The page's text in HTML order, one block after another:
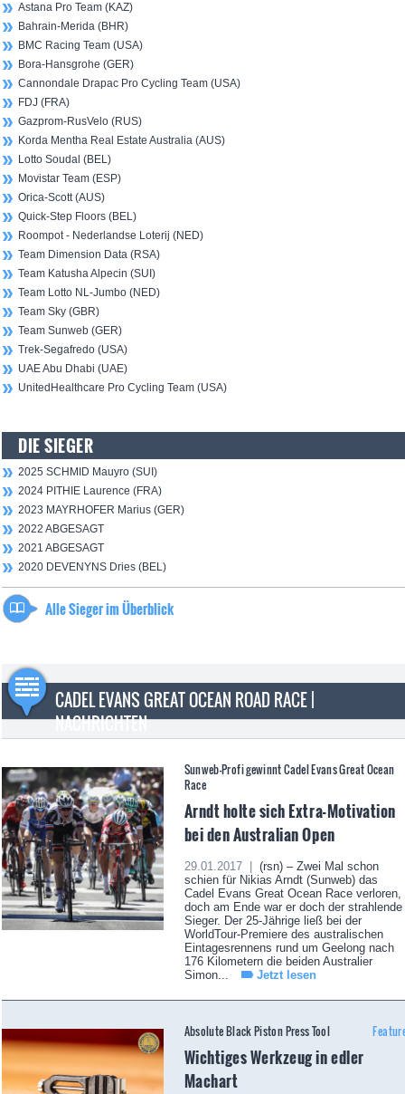
Astana Pro Team (KAZ)
Bahrain-Merida (BHR)
BMC Racing Team (USA)
Bora-Hansgrohe (GER)
Cannondale Drapac Pro Cycling Team (USA)
FDJ (FRA)
Gazprom-RusVelo (RUS)
Korda Mentha Real Estate Australia (AUS)
Lotto Soudal (BEL)
Movistar Team (ESP)
Orica-Scott (AUS)
Quick-Step Floors (BEL)
Roompot - Nederlandse Loterij (NED)
Team Dimension Data (RSA)
Team Katusha Alpecin (SUI)
Team Lotto NL-Jumbo (NED)
Team Sky (GBR)
Team Sunweb (GER)
Trek-Segafredo (USA)
UAE Abu Dhabi (UAE)
UnitedHealthcare Pro Cycling Team (USA)
DIE SIEGER
2025 SCHMID Mauyro (SUI)
2024 PITHIE Laurence (FRA)
2023 MAYRHOFER Marius (GER)
2022 ABGESAGT
2021 ABGESAGT
2020 DEVENYNS Dries (BEL)
Alle Sieger im Überblick
CADEL EVANS GREAT OCEAN ROAD RACE |
NACHRICHTEN
Sunweb-Profi gewinnt Cadel Evans Great Ocean
Race
Arndt holte sich Extra-Motivation
bei den Australian Open
29.01.2017 |
(rsn) – Zwei Mal schon
schien für Nikias Arndt (Sunweb) das
Cadel Evans Great Ocean Race verloren,
doch am Ende war er doch der strahlende
Sieger. Der 25-Jährige ließ bei der
WorldTour-Premiere des australischen
Eintagesrennens rund um Geelong nach
176 Kilometern die beiden Australier
Simon...
Jetzt lesen
Absolute Black Piston Press Tool
Wichtiges Werkzeug in edler
Machart